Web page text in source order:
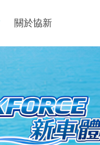
關於協新